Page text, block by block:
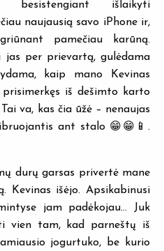
besistengiant išlaikyti
naujausią savo iPhone ir,
pamečiau karūną.
jas per prievartą, gulėdama
kaip mano Kevinas
iš dešimto karto
va, kas čia ūžė – nenaujas
ant stalo 😁😁📱.
durų garsas privertė mane
Kevinas išėjo. Apsikabinusi
jam padėkojau… Juk
vien tam, kad parneštų iš
jogurtuko, be kurio